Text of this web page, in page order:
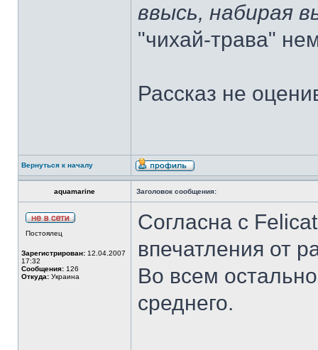
ввысь, набирая
"чихай-трава"
Рассказ не
Вернуться к началу
aquamarine Заголовок сообщения:
Постоялец
Зарегистрирован: 12.04.2007
17:32
Сообщения: 126
Откуда: Украина
Согласна с
впечатления от
Во всем
среднего.